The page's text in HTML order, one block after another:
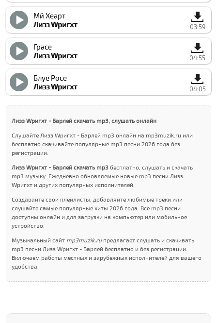
Мй Хеарт
Лизз Wригхт
03:59
Граcе
Лизз Wригхт
04:55
Блуе Росе
Лизз Wригхт
04:05
Лизз Wригхт - Барлей скачать mp3, слушать онлайн
Слушайте Лизз Wригхт - Барлей mp3 онлайн на mp3muzik.ru или
бесплатно скачивайте популярные mp3 песни 2026 года без
регистрации.
Лизз Wригхт - Барлей скачать mp3 бесплатно, слушать и скачать
mp3 музыку. Ежедневно обновляемые новые mp3 песни Лизз
Wригхт и других популярных исполнителей.
Создавайте свои плейлисты, добавляйте любимые треки или
слушайте самые популярные хиты 2026 года. Все mp3 песни
доступны онлайн и для загрузки на компьютер или мобильное
устройство.
Музыкальный сайт mp3muzik.ruпредлагает слушать и скачивать
mp3 песни Лизз Wригхт - Барлей бесплатно и без регистрации.
Включаем работы местных и зарубежных исполнителей для вашего
удобства.